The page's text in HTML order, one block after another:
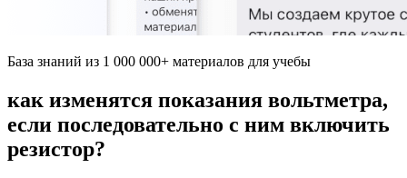
База знаний из 1 000 000+ материалов для учебы
как изменятся показания вольтметра,
если последовательно с ним включить
резистор?